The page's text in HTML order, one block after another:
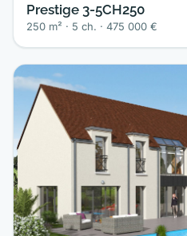
Prestige 3-5CH250
250 m² · 5 ch. · 475 000 €